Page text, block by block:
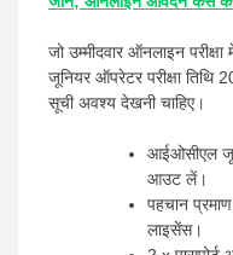
जो उम्मीदवार ऑनलाइन
जूनियर ऑपरेटर परीक्षा तिथि
सूची अवश्य देखनी चाहिए।
आईओसीएल
आउट लें।
पहचान
लाइसेंस।